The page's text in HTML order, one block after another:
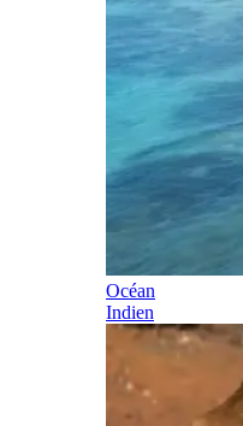
Océan
Indien